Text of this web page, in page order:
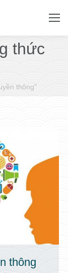
thức
thông"
thông